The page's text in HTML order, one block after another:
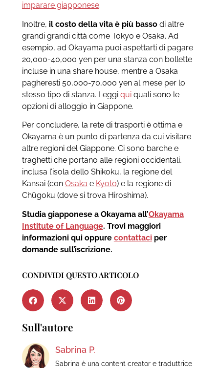
imparare giapponese.
Inoltre, il costo della vita è più bassodi altre
grandi grandi città come Tokyo e Osaka. Ad
esempio, ad Okayama puoi aspettarti di pagare
20,000-40,000 yen per una stanza con bollette
incluse in una share house, mentre a Osaka
pagheresti 50,000-70,000 yen al mese per lo
stesso tipo di stanza. Leggi quiquali sono le
opzioni di alloggio in Giappone.
Per concludere, la rete di trasporti è ottima e
Okayama è un punto di partenza da cui visitare
altre regioni del Giappone. Ci sono barche e
traghetti che portano alle regioni occidentali,
inclusa l’isola dello Shikoku, la regione del
Kansai (con Osaka e Kyoto) e la regione di
Chūgoku (dove si trova Hiroshima).
Studia giapponese a Okayama all’Okayama
Institute of Language. Trovi maggiori
informazioni qui oppure contattaci per
domande sull’iscrizione.
CONDIVIDI QUESTO ARTICOLO
Sull'autore
Sabrina P.
Sabrina è una content creator e traduttrice